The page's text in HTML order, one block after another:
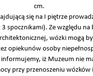
cm.
się na I piętrze
spocznikami). Ze względu na
wózki mogą
opiekunów osoby
iż Muzeum nie
przy przenoszeniu wózków